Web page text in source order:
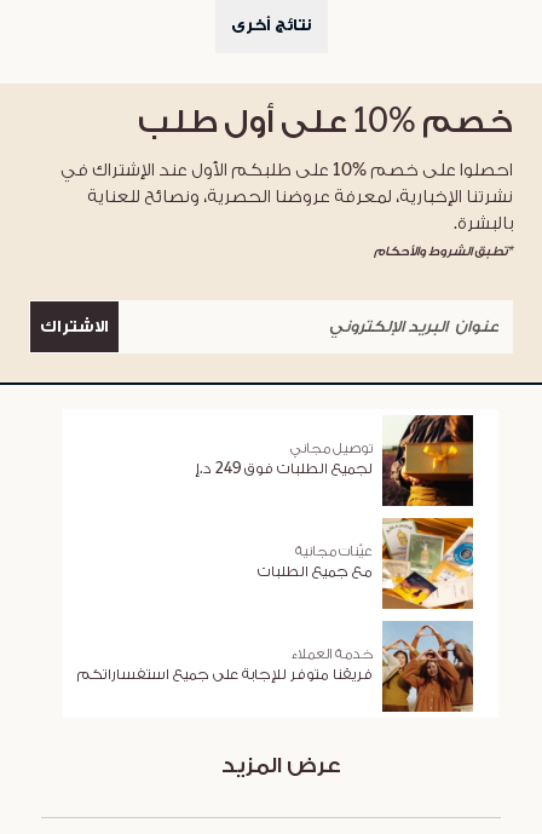
نتائج أخرى
خصم %10 على أول طلب
احصلوا على خصم %10 على طلبكم الأول عند الإشتراك في
نشرتنا الإخبارية، لمعرفة عروضنا الحصرية، ونصائح للعناية
بالبشرة.
*تطبق الشروط والأحكام
الاشتراك
توصيل مجاني
لجميع الطلبات فوق 249 د.إ
عيّنات مجانية
مع جميع الطلبات
خدمة العملاء
فريقنا متوفر للإجابة على جميع استفساراتكم
عرض المزيد